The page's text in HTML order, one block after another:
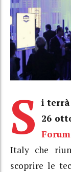
S i terrà
26
Italy che
scoprire le